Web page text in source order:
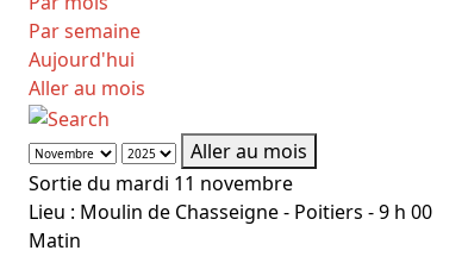
Par semaine
Aujourd'hui
Aller au mois
Aller au mois
Sortie du mardi 11 novembre
Lieu : Moulin de Chasseigne - Poitiers - 9 h 00
Matin